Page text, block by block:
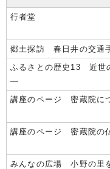
行者堂
郷土探訪 春日井の交通
ふるさとの歴史13 近世
―
講座のページ 密蔵院に
講座のページ 密蔵院の
みんなの広場 小野の里